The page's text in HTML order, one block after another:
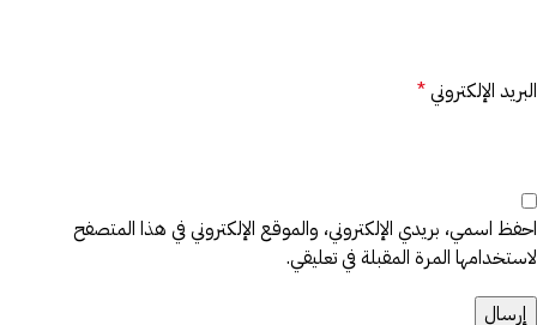
البريد الإلكتروني*
احفظ اسمي، بريدي الإلكتروني، والموقع الإلكتروني في هذا المتصفح
لاستخدامها المرة المقبلة في تعليقي.